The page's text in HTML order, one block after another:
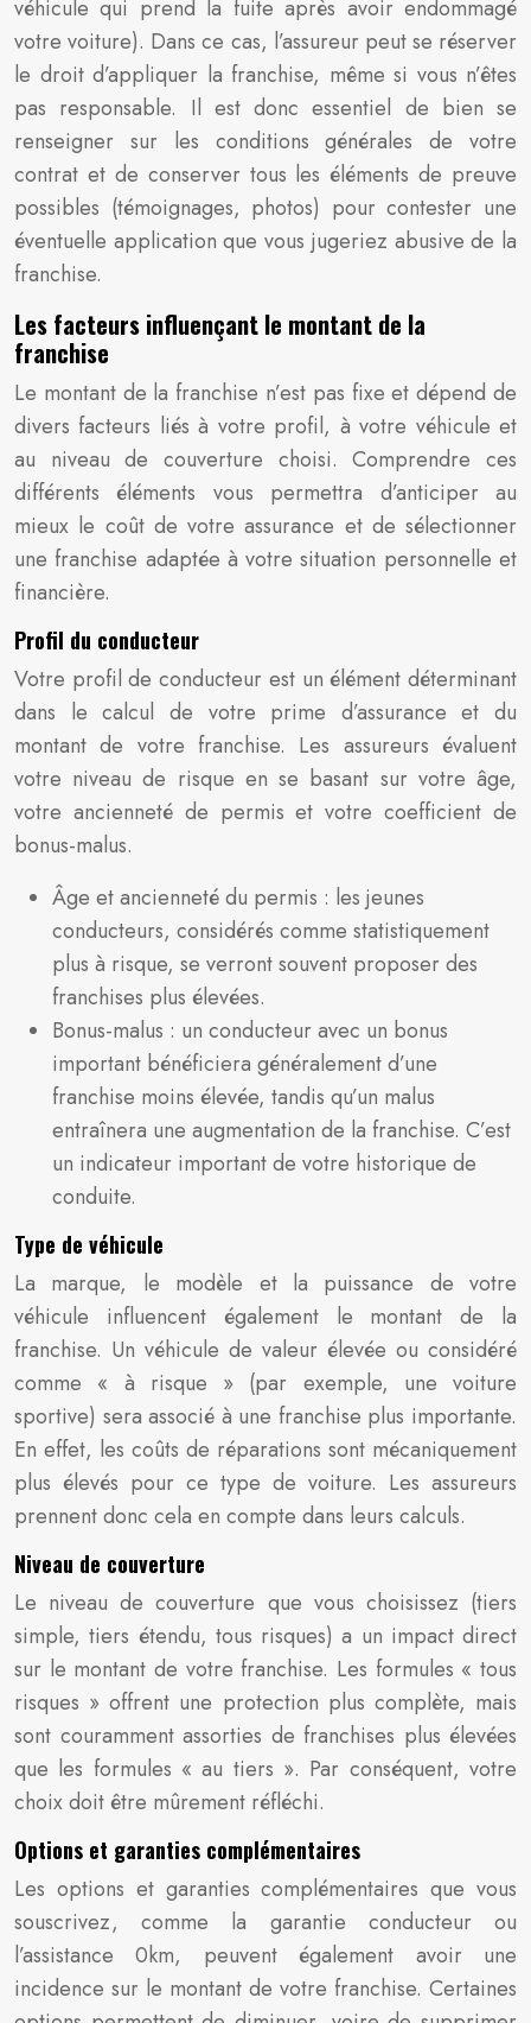
véhicule qui prend la fuite après avoir endommagé
votre voiture). Dans ce cas, l’assureur peut se réserver
le droit d’appliquer la franchise, même si vous n’êtes
pas responsable. Il est donc essentiel de bien se
renseigner sur les conditions générales de votre
contrat et de conserver tous les éléments de preuve
possibles (témoignages, photos) pour contester une
éventuelle application que vous jugeriez abusive de la
franchise.
Les facteurs influençant le montant de la
franchise
Le montant de la franchise n’est pas fixe et dépend de
divers facteurs liés à votre profil, à votre véhicule et
au niveau de couverture choisi. Comprendre ces
différents éléments vous permettra d’anticiper au
mieux le coût de votre assurance et de sélectionner
une franchise adaptée à votre situation personnelle et
financière.
Profil du conducteur
Votre profil de conducteur est un élément déterminant
dans le calcul de votre prime d’assurance et du
montant de votre franchise. Les assureurs évaluent
votre niveau de risque en se basant sur votre âge,
votre ancienneté de permis et votre coefficient de
bonus-malus.
Âge et ancienneté du permis : les jeunes
conducteurs, considérés comme statistiquement
plus à risque, se verront souvent proposer des
franchises plus élevées.
Bonus-malus : un conducteur avec un bonus
important bénéficiera généralement d’une
franchise moins élevée, tandis qu’un malus
entraînera une augmentation de la franchise. C’est
un indicateur important de votre historique de
conduite.
Type de véhicule
La marque, le modèle et la puissance de votre
véhicule influencent également le montant de la
franchise. Un véhicule de valeur élevée ou considéré
comme « à risque » (par exemple, une voiture
sportive) sera associé à une franchise plus importante.
En effet, les coûts de réparations sont mécaniquement
plus élevés pour ce type de voiture. Les assureurs
prennent donc cela en compte dans leurs calculs.
Niveau de couverture
Le niveau de couverture que vous choisissez (tiers
simple, tiers étendu, tous risques) a un impact direct
sur le montant de votre franchise. Les formules « tous
risques » offrent une protection plus complète, mais
sont couramment assorties de franchises plus élevées
que les formules « au tiers ». Par conséquent, votre
choix doit être mûrement réfléchi.
Options et garanties complémentaires
Les options et garanties complémentaires que vous
souscrivez, comme la garantie conducteur ou
l’assistance 0km, peuvent également avoir une
incidence sur le montant de votre franchise. Certaines